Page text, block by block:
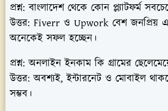
প্রশ্ন: বাংলাদেশ থেকে কোন প্ল্যাটফর্ম
উত্তর: Fiverr ও Upwork বেশ জনপ্রিয়
অনেকেই সফল হচ্ছেন।
প্রশ্ন: অনলাইন ইনকাম কি গ্রামের
উত্তর: অবশ্যই, ইন্টারনেট ও মোবাইল
সম্ভব।